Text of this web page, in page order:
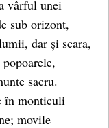
vârful unei
sub orizont,
dar și scara,
sacru.
în monticuli
movile